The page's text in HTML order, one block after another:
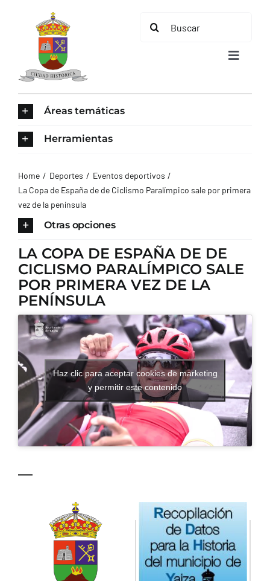
contenido
Buscar:
Toggle
AYUNTAMIENTO
TURISMO
CONTACTO
Áreas temáticas
Herramientas
Home Deportes
Eventos deportivos
La Copa de España de de Ciclismo Paralímpico sale por primera
vez de la península
Otras opciones
LA COPA DE ESPAÑA DE DE
CICLISMO PARALÍMPICO SALE
POR PRIMERA VEZ DE LA
PENÍNSULA
Haz clic para aceptar cookies de marketing
y permitir este contenido
—